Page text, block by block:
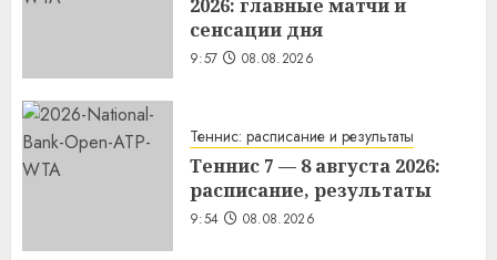
2026: главные матчи и
сенсации дня
9:57 08.08.2026
Теннис: расписание и результаты
Теннис 7 — 8 августа 2026:
расписание, результаты
9:54 08.08.2026